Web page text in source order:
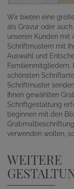
Wir bieten eine
als Gravur oder
unseren Kunden mit
Schriftmustern mit
Auswahl und
Familienmitgliedern.
schönsten
Schriftmuster
Ihnen gewählten
Schriftgestaltung
beginnen mit den
verwenden wollen,
WEITERE